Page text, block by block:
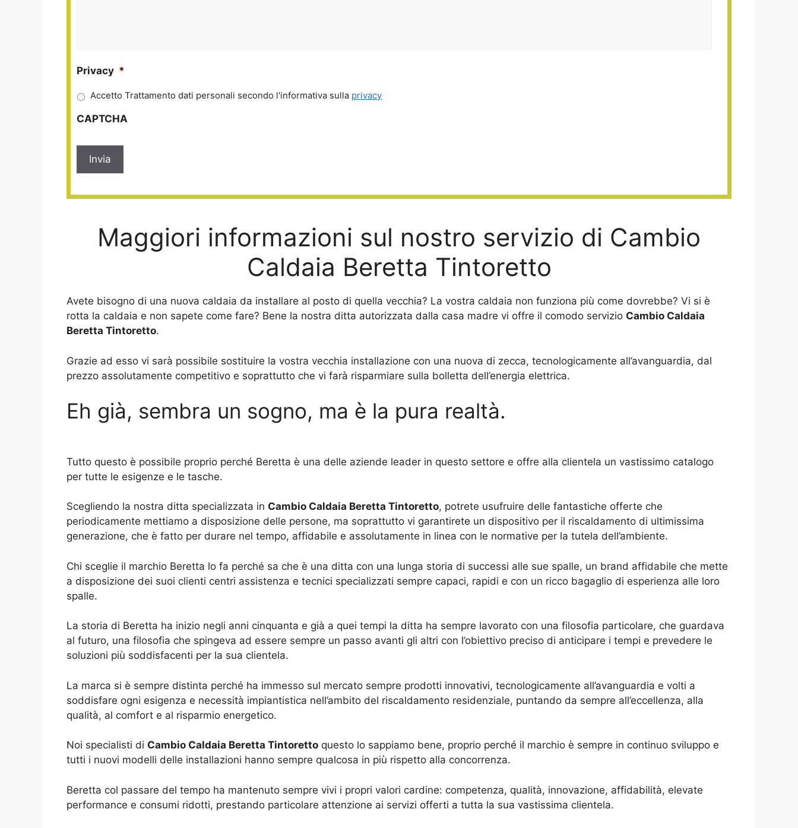
Privacy *
Accetto Trattamento dati personali secondo l'informativa sulla privacy
CAPTCHA
Maggiori informazioni sul nostro servizio di Cambio
Caldaia Beretta Tintoretto
Avete bisogno di una nuova caldaia da installare al posto di quella vecchia? La vostra caldaia non funziona più come dovrebbe? Vi si è
rotta la caldaia e non sapete come fare? Bene la nostra ditta autorizzata dalla casa madre vi offre il comodo servizio Cambio Caldaia
Beretta Tintoretto.
Grazie ad esso vi sarà possibile sostituire la vostra vecchia installazione con una nuova di zecca, tecnologicamente all’avanguardia, dal
prezzo assolutamente competitivo e soprattutto che vi farà risparmiare sulla bolletta dell’energia elettrica.
Eh già, sembra un sogno, ma è la pura realtà.
Tutto questo è possibile proprio perché Beretta è una delle aziende leader in questo settore e offre alla clientela un vastissimo catalogo
per tutte le esigenze e le tasche.
Scegliendo la nostra ditta specializzata in Cambio Caldaia Beretta Tintoretto, potrete usufruire delle fantastiche offerte che
periodicamente mettiamo a disposizione delle persone, ma soprattutto vi garantirete un dispositivo per il riscaldamento di ultimissima
generazione, che è fatto per durare nel tempo, affidabile e assolutamente in linea con le normative per la tutela dell’ambiente.
Chi sceglie il marchio Beretta lo fa perché sa che è una ditta con una lunga storia di successi alle sue spalle, un brand affidabile che mette
a disposizione dei suoi clienti centri assistenza e tecnici specializzati sempre capaci, rapidi e con un ricco bagaglio di esperienza alle loro
spalle.
La storia di Beretta ha inizio negli anni cinquanta e già a quei tempi la ditta ha sempre lavorato con una filosofia particolare, che guardava
al futuro, una filosofia che spingeva ad essere sempre un passo avanti gli altri con l’obiettivo preciso di anticipare i tempi e prevedere le
soluzioni più soddisfacenti per la sua clientela.
La marca si è sempre distinta perché ha immesso sul mercato sempre prodotti innovativi, tecnologicamente all’avanguardia e volti a
soddisfare ogni esigenza e necessità impiantistica nell’ambito del riscaldamento residenziale, puntando da sempre all’eccellenza, alla
qualità, al comfort e al risparmio energetico.
Noi specialisti di Cambio Caldaia Beretta Tintoretto questo lo sappiamo bene, proprio perché il marchio è sempre in continuo sviluppo e
tutti i nuovi modelli delle installazioni hanno sempre qualcosa in più rispetto alla concorrenza.
Beretta col passare del tempo ha mantenuto sempre vivi i propri valori cardine: competenza, qualità, innovazione, affidabilità, elevate
performance e consumi ridotti, prestando particolare attenzione ai servizi offerti a tutta la sua vastissima clientela.